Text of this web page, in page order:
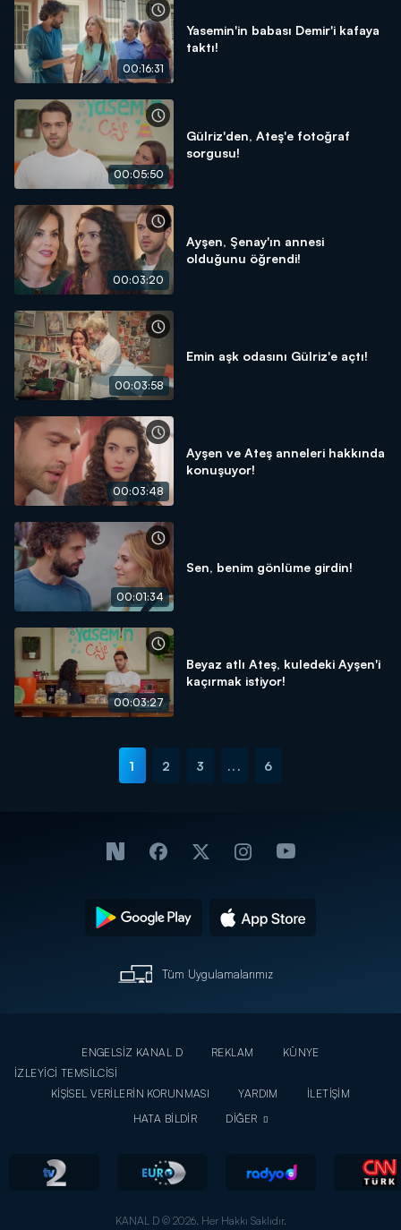
00:16:31
Yasemin'in babası Demir'i kafaya
taktı!
00:05:50
Gülriz'den, Ateş'e fotoğraf
sorgusu!
00:03:20
Ayşen, Şenay'ın annesi
olduğunu öğrendi!
00:03:58
Emin aşk odasını Gülriz'e açtı!
00:03:48
Ayşen ve Ateş anneleri hakkında
konuşuyor!
00:01:34
Sen, benim gönlüme girdin!
00:03:27
Beyaz atlı Ateş, kuledeki Ayşen'i
kaçırmak istiyor!
1 2 3 ... 6
Tüm Uygulamalarımız
ENGELSİZ KANAL D REKLAM
KÜNYE
İZLEYİCİ TEMSİLCİSİ
KİŞİSEL VERİLERİN KORUNMASI
YARDIM
İLETİŞİM
HATA BİLDİR
DİĞER
KANAL D © 2026. Her Hakkı Saklıdır.